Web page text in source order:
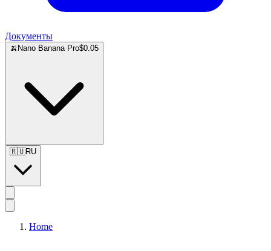
Документы
🍌 Nano Banana Pro$0.05
🇷🇺RU
Home